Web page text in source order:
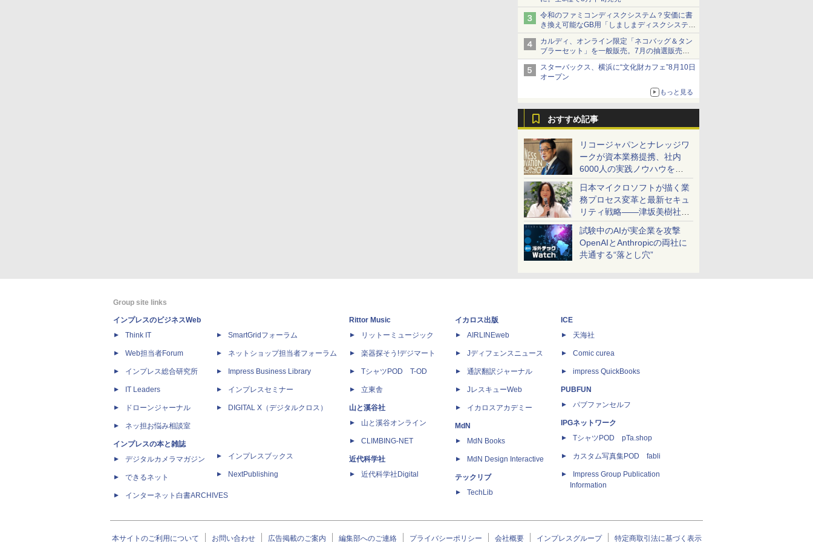
令和のファミコンディスクシステム？安価に書
き換え可能なGB用「しましまディスクシステ
ム」
カルディ、オンライン限定「ネコバッグ＆タン
ブラーセット」を一般販売。7月の抽選販売の
当選無効分
スターバックス、横浜に“文化財カフェ”8月10日
オープン
もっと見る
おすすめ記事
リコージャパンとナレッジワ
ークが資本業務提携、社内
6000人の実践ノウハウを生
かした「AI商談記録 for
RICOH」を展開へ
日本マイクロソフトが描く業
務プロセス変革と最新セキュ
リティ戦略――津坂美樹社長
が2027年度戦略を説明
試験中のAIが実企業を攻撃
OpenAIとAnthropicの両社に
共通する“落とし穴”
Group site links
インプレスのビジネスWeb
Think IT
Web担当者Forum
インプレス総合研究所
IT Leaders
ドローンジャーナル
ネッ担お悩み相談室
インプレスの本と雑誌
デジタルカメラマガジン
できるネット
インターネット白書ARCHIVES
SmartGridフォーラム
ネットショップ担当者フォーラム
Impress Business Library
インプレスセミナー
DIGITAL X（デジタルクロス）
インプレスブックス
NextPublishing
Rittor Music
リットーミュージック
楽器探そう!デジマート
TシャツPOD T-OD
立東舎
山と溪谷社
山と溪谷オンライン
CLIMBING-NET
近代科学社
近代科学社Digital
イカロス出版
AIRLINEweb
Jディフェンスニュース
通訳翻訳ジャーナル
JレスキューWeb
イカロスアカデミー
MdN
MdN Books
MdN Design Interactive
テックリブ
TechLib
ICE
天海社
Comic curea
impress QuickBooks
PUBFUN
パブファンセルフ
IPGネットワーク
TシャツPOD pTa.shop
カスタム写真集POD fabli
Impress Group Publication
Information
本サイトのご利用について お問い合わせ 広告掲載のご案内 編集部へのご連絡 プライバシーポリシー 会社概要 インプレスグループ 特定商取引法に基づく表示